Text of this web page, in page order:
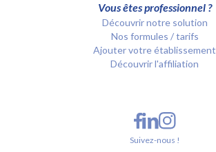
Vous êtes professionnel ?
Découvrir notre solution
Nos formules / tarifs
Ajouter votre établissement
Découvrir l'affiliation
Suivez-nous !